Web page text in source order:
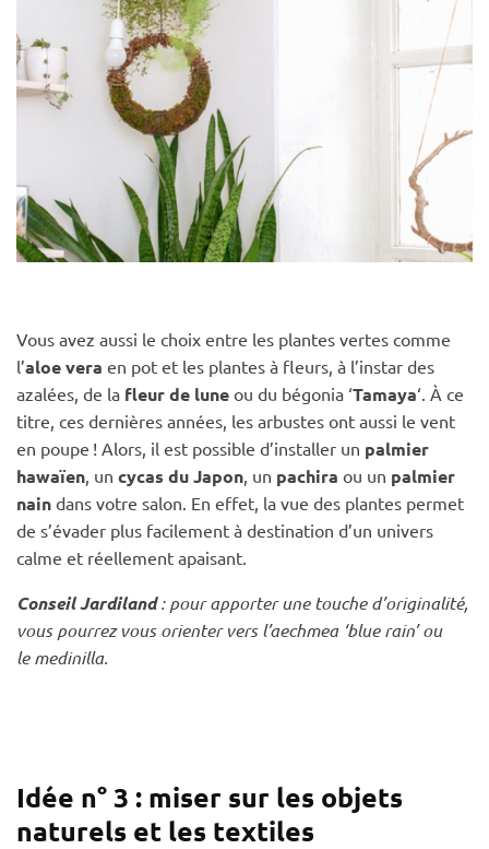
Vous avez aussi le choix entre les plantes vertes comme
l’aloe vera en pot et les plantes à fleurs, à l’instar des
azalées, de la fleur de lune ou du bégonia ‘Tamaya‘. À ce
titre, ces dernières années, les arbustes ont aussi le vent
en poupe ! Alors, il est possible d’installer un palmier
hawaïen , un cycas du Japon , un pachira ou un palmier
nain dans votre salon. En effet, la vue des plantes permet
de s’évader plus facilement à destination d’un univers
calme et réellement apaisant.
Conseil Jardiland: pour apporter une touche d’originalité,
vous pourrez vous orienter vers l’aechmea ‘blue rain’ ou
lemedinilla.
Idée n° 3 : miser sur les objets
naturels et les textiles